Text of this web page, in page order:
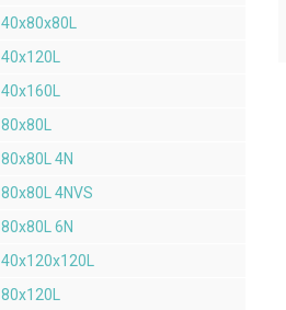
40x80x80L
40x120L
40x160L
80x80L
80x80L 4N
80x80L 4NVS
80x80L 6N
40x120x120L
80x120L